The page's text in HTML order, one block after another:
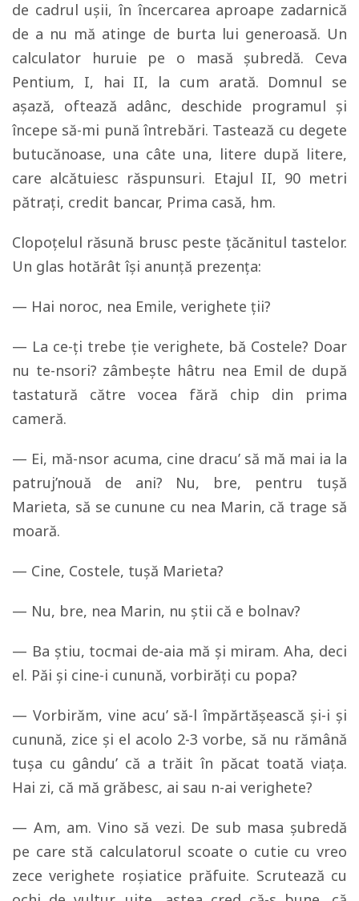
de cadrul uşii, în încercarea aproape zadarnică
de a nu mă atinge de burta lui generoasă. Un
calculator huruie pe o masă şubredă. Ceva
Pentium, I, hai II, la cum arată. Domnul se
aşază, oftează adânc, deschide programul şi
începe să-mi pună întrebări. Tastează cu degete
butucănoase, una câte una, litere după litere,
care alcătuiesc răspunsuri. Etajul II, 90 metri
pătraţi, credit bancar, Prima casă, hm.
Clopoţelul răsună brusc peste ţăcănitul tastelor.
Un glas hotărât îşi anunţă prezenţa:
— Hai noroc, nea Emile, verighete ţii?
— La ce-ţi trebe ţie verighete, bă Costele? Doar
nu te-nsori? zâmbeşte hâtru nea Emil de după
tastatură către vocea fără chip din prima
cameră.
— Ei, mă-nsor acuma, cine dracu’ să mă mai ia la
patruj’nouă de ani? Nu, bre, pentru tuşă
Marieta, să se cunune cu nea Marin, că trage să
moară.
— Cine, Costele, tuşă Marieta?
— Nu, bre, nea Marin, nu ştii că e bolnav?
— Ba ştiu, tocmai de-aia mă şi miram. Aha, deci
el. Păi şi cine-i cunună, vorbirăţi cu popa?
— Vorbirăm, vine acu’ să-l împărtăşească şi-i şi
cunună, zice şi el acolo 2-3 vorbe, să nu rămână
tuşa cu gându’ că a trăit în păcat toată viaţa.
Hai zi, că mă grăbesc, ai sau n-ai verighete?
— Am, am. Vino să vezi. De sub masa şubredă
pe care stă calculatorul scoate o cutie cu vreo
zece verighete roşiatice prăfuite. Scrutează cu